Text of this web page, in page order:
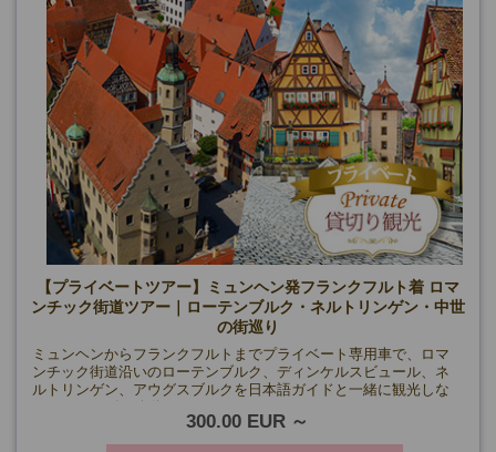
【プライベートツアー】ミュンヘン発フランクフルト着 ロマ
ンチック街道ツアー｜ローテンブルク・ネルトリンゲン・中世
の街巡り
ミュンヘンからフランクフルトまでプライベート専用車で、ロマ
ンチック街道沿いのローテンブルク、ディンケルスビュール、ネ
ルトリンゲン、アウグスブルクを日本語ガイドと一緒に観光しな
300.00 EUR